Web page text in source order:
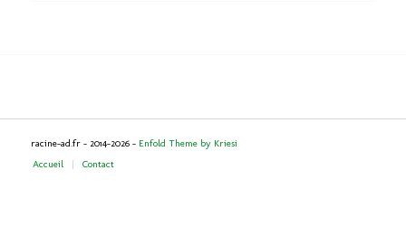
racine-ad.fr - 2014-2026 - Enfold Theme by Kriesi
Accueil
Contact